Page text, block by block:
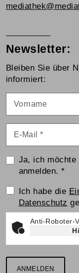
Newsletter:
Bleiben Sie über
informiert:
Ja, ich möchte
anmelden.*
Ich habe die
Datenschutz
Anti-Roboter-
ANMELDEN